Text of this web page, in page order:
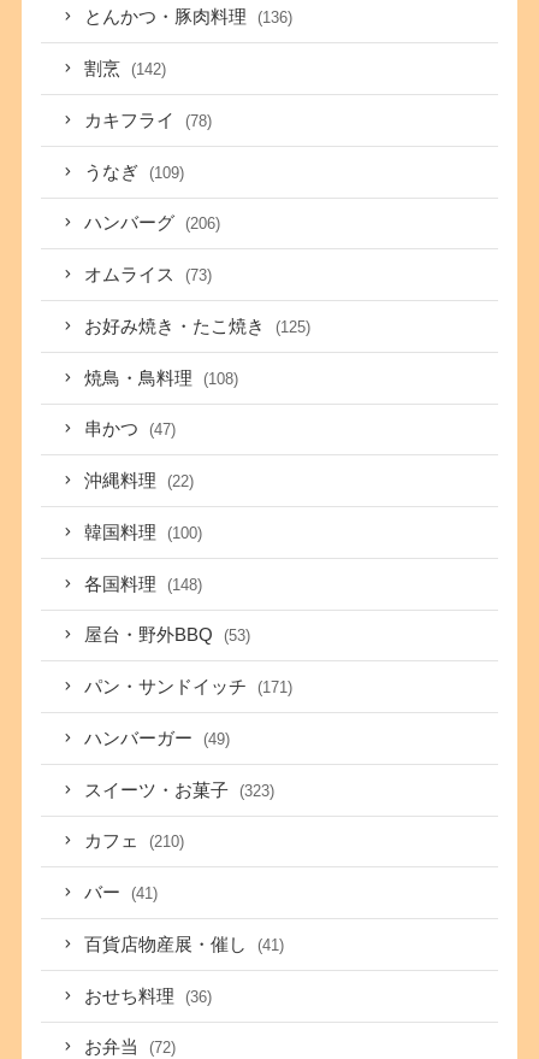
とんかつ・豚肉料理 (136)
割烹 (142)
カキフライ (78)
うなぎ (109)
ハンバーグ (206)
オムライス (73)
お好み焼き・たこ焼き (125)
焼鳥・鳥料理 (108)
串かつ (47)
沖縄料理 (22)
韓国料理 (100)
各国料理 (148)
屋台・野外BBQ (53)
パン・サンドイッチ (171)
ハンバーガー (49)
スイーツ・お菓子 (323)
カフェ (210)
バー (41)
百貨店物産展・催し (41)
おせち料理 (36)
お弁当 (72)